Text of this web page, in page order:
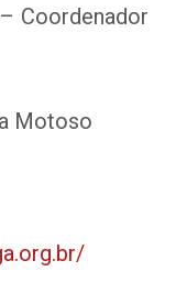
Coordenador
Motoso